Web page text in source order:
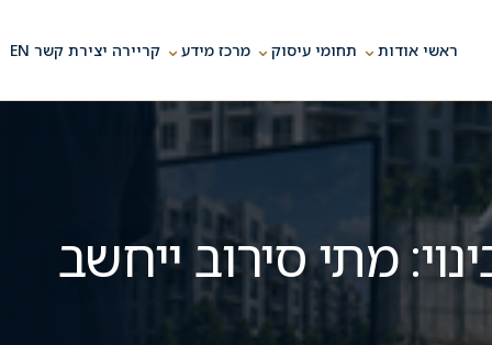
ראשי אודות⌄ תחומי עיסוק⌄ מרכז מידע⌄ קריירה יצירת קשר EN
מתי סירוב ייחשב